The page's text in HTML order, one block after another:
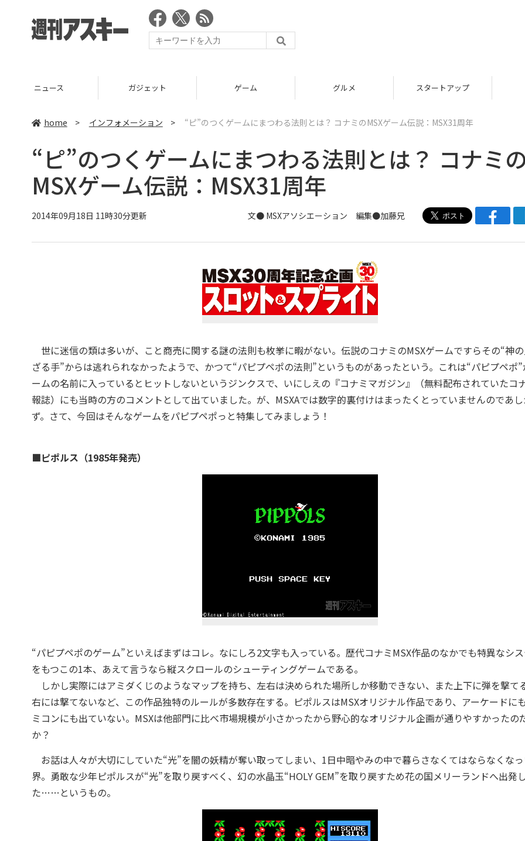
ニュース ガジェット ゲーム グルメ スタートアップ
home > インフォメーション > “ピ”のつくゲームにまつわる法則とは？ コナミのMSXゲーム伝説：MSX31周年
“ピ”のつくゲームにまつわる法則とは？ コナミの
MSXゲーム伝説：MSX31周年
2014年09月18日 11時30分更新 文● MSXアソシエーション 編集●加藤兄
世に迷信の類は多いが、こと商売に関する謎の法則も枚挙に暇がない。伝説のコナミのMSXゲームですらその“神
ざる手”からは逃れられなかったようで、かつて“パピプペポの法則”というものがあったという。これは“パピプペポ”
ームの名前に入っているとヒットしないというジンクスで、いにしえの『コナミマガジン』（無料配布されていたコ
報誌）にも当時の方のコメントとして出ていました。が、MSXAでは数字的裏付けはまったくとっていませんのであし
ず。さて、今回はそんなゲームをパピプペポっと特集してみましょう！
■ピポルス（1985年発売）
“パピプペポのゲーム”といえばまずはコレ。なにしろ2文字も入っている。歴代コナミMSX作品のなかでも特異なシ
をもつこの1本、あえて言うなら縦スクロールのシューティングゲームである。
しかし実際にはアミダくじのようなマップを持ち、左右は決められた場所しか移動できない、また上下に弾を撃て
右には撃てないなど、この作品独特のルールが多数存在する。ピポルスはMSXオリジナル作品であり、アーケードに
ミコンにも出ていない。MSXは他部門に比べ市場規模が小さかったから野心的なオリジナル企画が通りやすかったの
か？
お話は人々が大切にしていた“光”を闇の妖精が奪い取ってしまい、1日中暗やみの中で暮らさなくてはならなくな
界。勇敢な少年ピポルスが“光”を取り戻すべく、幻の水晶玉“HOLY GEM”を取り戻すため花の国メリーランドへ出発し
た……というもの。